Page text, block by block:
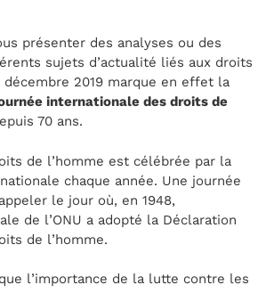
présenter des analyses ou des
sujets d’actualité liés aux droits
décembre 2019 marque en effet la
internationale des droits de
70 ans.
de l’homme est célébrée par la
chaque année. Une journée
le jour où, en 1948,
de l’ONU a adopté la Déclaration
de l’homme.
l’importance de la lutte contre les